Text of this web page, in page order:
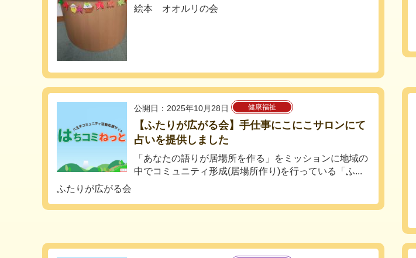
絵本 オオルリの会
公開日：2025年10月28日 健康福祉
【ふたりが広がる会】手仕事にこにこサロンにて
占いを提供しました
「あなたの語りが居場所を作る」をミッションに地域の
中でコミュニティ形成(居場所作り)を行っている「ふ...
ふたりが広がる会